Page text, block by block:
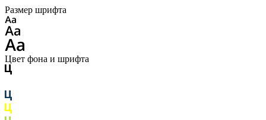
Размер шрифта
Цвет фона и шрифта